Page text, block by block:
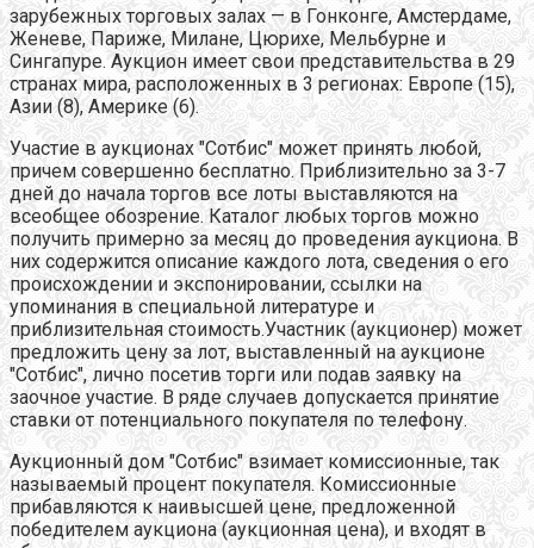
зарубежных торговых залах — в Гонконге, Амстердаме,
Женеве, Париже, Милане, Цюрихе, Мельбурне и
Сингапуре. Аукцион имеет свои представительства в 29
странах мира, расположенных в 3 регионах: Европе (15),
Азии (8), Америке (6).
Участие в аукционах "Сотбис" может принять любой,
причем совершенно бесплатно. Приблизительно за 3-7
дней до начала торгов все лоты выставляются на
всеобщее обозрение. Каталог любых торгов можно
получить примерно за месяц до проведения аукциона. В
них содержится описание каждого лота, сведения о его
происхождении и экспонировании, ссылки на
упоминания в специальной литературе и
приблизительная стоимость.Участник (аукционер) может
предложить цену за лот, выставленный на аукционе
"Сотбис", лично посетив торги или подав заявку на
заочное участие. В ряде случаев допускается принятие
ставки от потенциального покупателя по телефону.
Аукционный дом "Сотбис" взимает комиссионные, так
называемый процент покупателя. Комиссионные
прибавляются к наивысшей цене, предложенной
победителем аукциона (аукционная цена), и входят в